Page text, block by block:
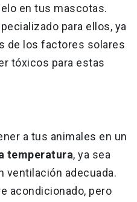
en tus mascotas.
para ellos, ya
de los factores solares
tóxicos para estas
a tus animales en un
temperatura, ya sea
ventilación adecuada.
acondicionado, pero